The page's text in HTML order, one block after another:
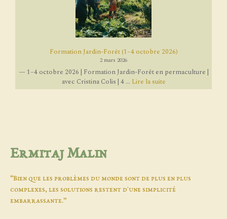
Formation Jardin-Forêt (1–4 octobre 2026)
2 mars 2026
— 1–4 octobre 2026 | Formation Jardin-Forêt en permaculture |
avec Cristina Colis | 4 ... Lire la suite
Ermitaj Malin
“Bien que les problèmes du monde sont de plus en plus
complexes, les solutions restent d'une simplicité
embarrassante.”